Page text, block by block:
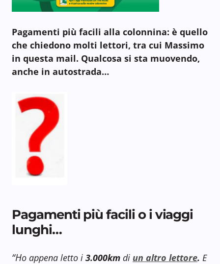
Pagamenti più facili alla colonnina: è quello
che chiedono molti lettori, tra cui Massimo
in questa mail. Qualcosa si sta muovendo,
anche in autostrada…
Pagamenti più facili o i viaggi
lunghi…
“Ho appena letto i 3.000km di un altro lettore. E